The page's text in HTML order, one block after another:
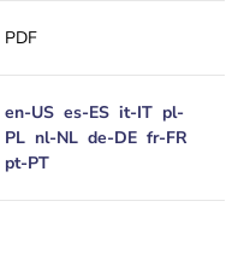
PDF
en-US es-ES it-IT pl-
PL nl-NL de-DE fr-FR
pt-PT